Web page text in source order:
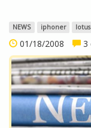
NEWS iphoner lotus
01/18/2008 3